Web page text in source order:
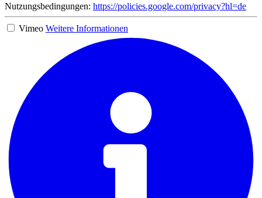
Nutzungsbedingungen: https://policies.google.com/privacy?hl=de
Vimeo Weitere Informationen